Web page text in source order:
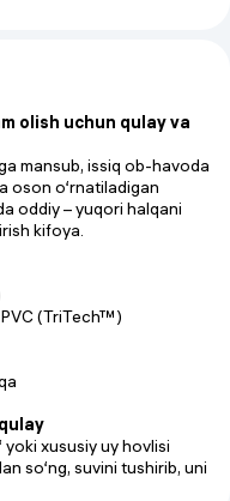
olish uchun qulay va
mansub, issiq ob-havoda
oson o‘rnatiladigan
oddiy – yuqori halqani
kifoya.
(TriTech™)
xususiy uy hovlisi
so‘ng, suvini tushirib, uni